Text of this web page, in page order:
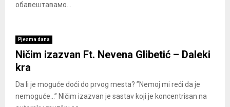
обавештавамо...
Pjesma dana
Ničim izazvan Ft. Nevena Glibetić – Daleki
kra
Da li je moguće doći do prvog mesta? ”Nemoj mi reći da je
nemoguće…” NIčim izazvan je sastav koji je koncentrisan na